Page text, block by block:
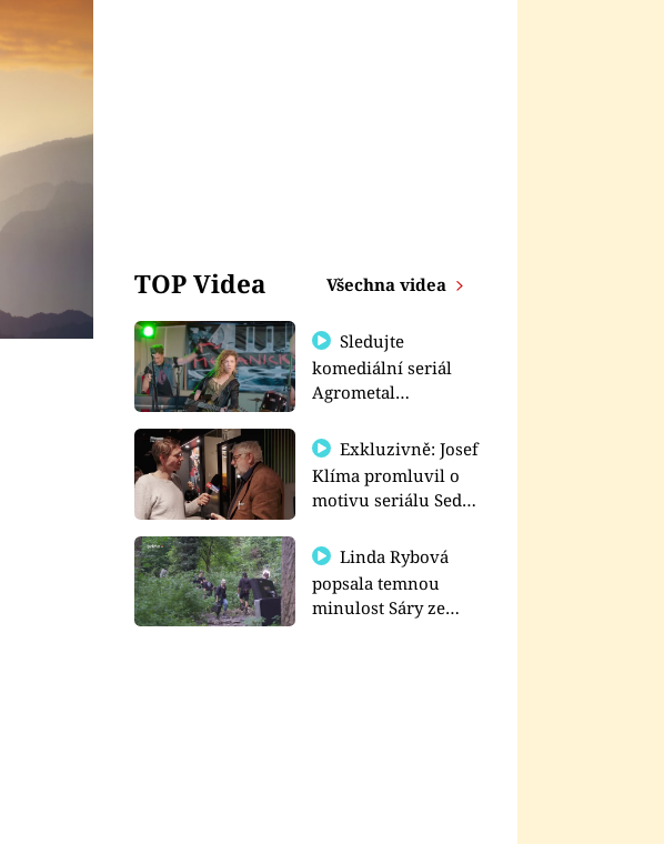
TOP Videa Všechna videa
Sledujte
komediální seriál
Agrometal
prima+
Exkluzivně: Josef
Klíma promluvil o
motivu seriálu Sedm
Linda Rybová
popsala temnou
minulost Sáry ze